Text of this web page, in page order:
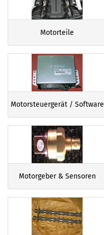
Motorteile
Motorsteuergerät / Software
Motorgeber & Sensoren